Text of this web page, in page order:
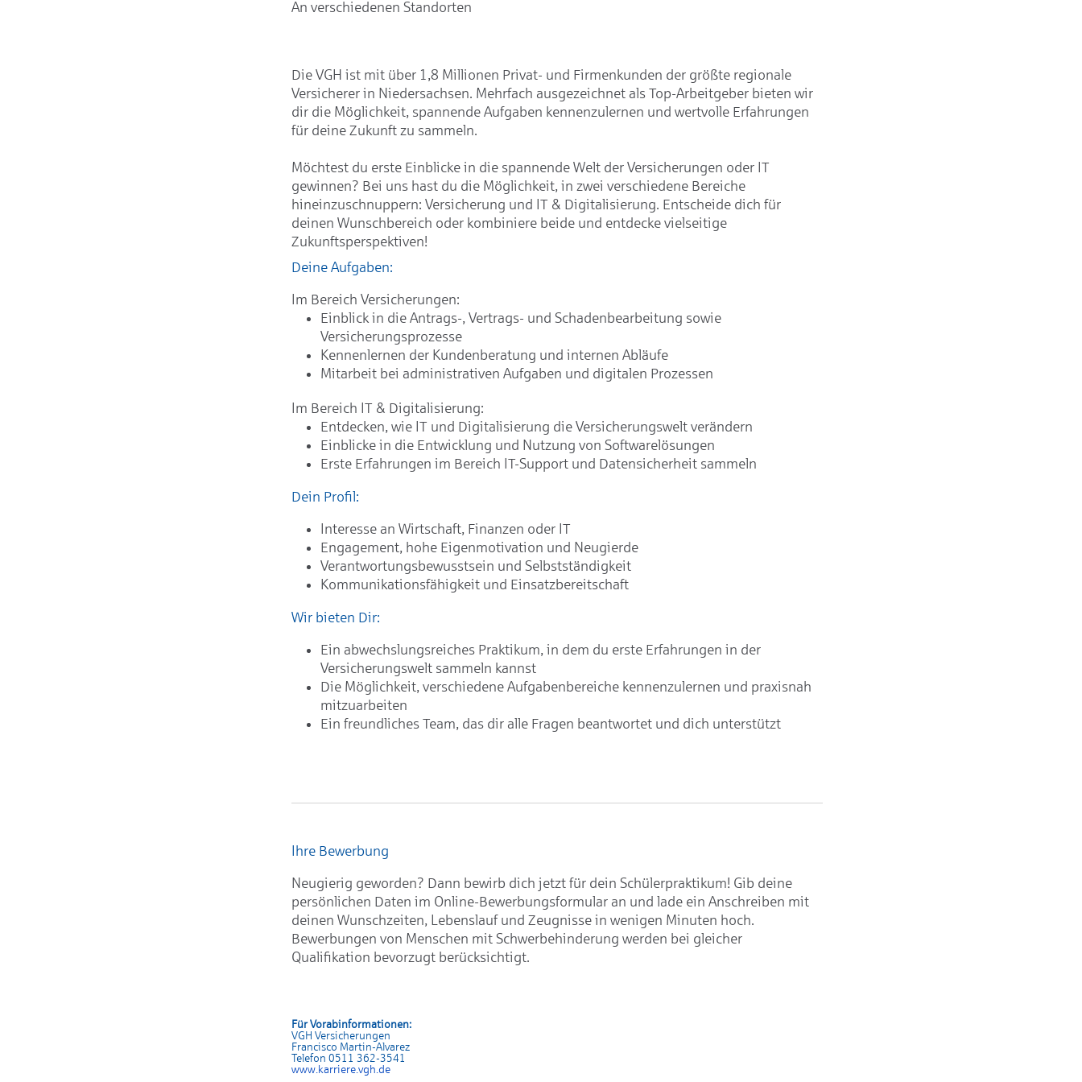
An verschiedenen Standorten
Die VGH ist mit über 1,8 Millionen Privat- und Firmenkunden der größte regionale
Versicherer in Niedersachsen. Mehrfach ausgezeichnet als Top-Arbeitgeber bieten wir
dir die Möglichkeit, spannende Aufgaben kennenzulernen und wertvolle Erfahrungen
für deine Zukunft zu sammeln.
Möchtest du erste Einblicke in die spannende Welt der Versicherungen oder IT
gewinnen? Bei uns hast du die Möglichkeit, in zwei verschiedene Bereiche
hineinzuschnuppern: Versicherung und IT & Digitalisierung. Entscheide dich für
deinen Wunschbereich oder kombiniere beide und entdecke vielseitige
Zukunftsperspektiven!
Deine Aufgaben:
Im Bereich Versicherungen:
Einblick in die Antrags-, Vertrags- und Schadenbearbeitung sowie
Versicherungsprozesse
Kennenlernen der Kundenberatung und internen Abläufe
Mitarbeit bei administrativen Aufgaben und digitalen Prozessen
Im Bereich IT & Digitalisierung:
Entdecken, wie IT und Digitalisierung die Versicherungswelt verändern
Einblicke in die Entwicklung und Nutzung von Softwarelösungen
Erste Erfahrungen im Bereich IT-Support und Datensicherheit sammeln
Dein Profil:
Interesse an Wirtschaft, Finanzen oder IT
Engagement, hohe Eigenmotivation und Neugierde
Verantwortungsbewusstsein und Selbstständigkeit
Kommunikationsfähigkeit und Einsatzbereitschaft
Wir bieten Dir:
Ein abwechslungsreiches Praktikum, in dem du erste Erfahrungen in der
Versicherungswelt sammeln kannst
Die Möglichkeit, verschiedene Aufgabenbereiche kennenzulernen und praxisnah
mitzuarbeiten
Ein freundliches Team, das dir alle Fragen beantwortet und dich unterstützt
Ihre Bewerbung
Neugierig geworden? Dann bewirb dich jetzt für dein Schülerpraktikum! Gib deine
persönlichen Daten im Online-Bewerbungsformular an und lade ein Anschreiben mit
deinen Wunschzeiten, Lebenslauf und Zeugnisse in wenigen Minuten hoch.
Bewerbungen von Menschen mit Schwerbehinderung werden bei gleicher
Qualifikation bevorzugt berücksichtigt.
Für Vorabinformationen:
VGH Versicherungen
Francisco Martin-Alvarez
Telefon 0511 362-3541
www.karriere.vgh.de